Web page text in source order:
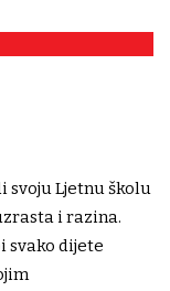
svoju Ljetnu školu
i razina.
svako dijete